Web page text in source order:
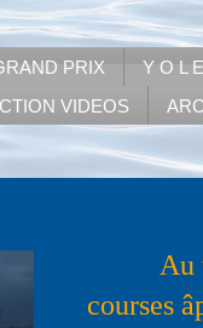
PRIX Y O L
VIDEOS
Au
courses